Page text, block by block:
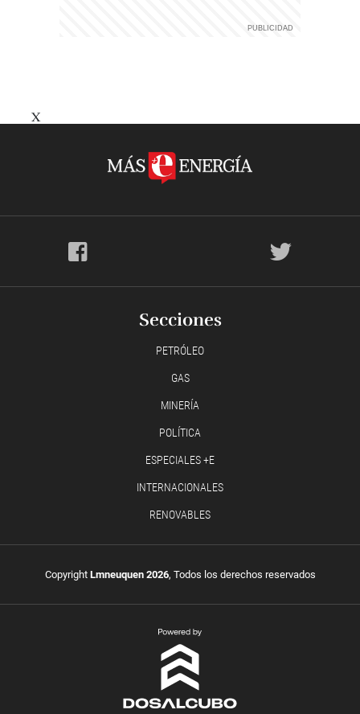
X
Secciones
PETRÓLEO
GAS
MINERÍA
POLÍTICA
ESPECIALES +E
INTERNACIONALES
RENOVABLES
Copyright Lmneuquen 2026, Todos los derechos reservados